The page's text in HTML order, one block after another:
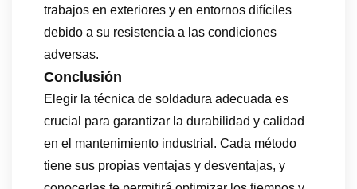
trabajos en exteriores y en entornos difíciles
debido a su resistencia a las condiciones
adversas.
Conclusión
Elegir la técnica de soldadura adecuada es
crucial para garantizar la durabilidad y calidad
en el mantenimiento industrial. Cada método
tiene sus propias ventajas y desventajas, y